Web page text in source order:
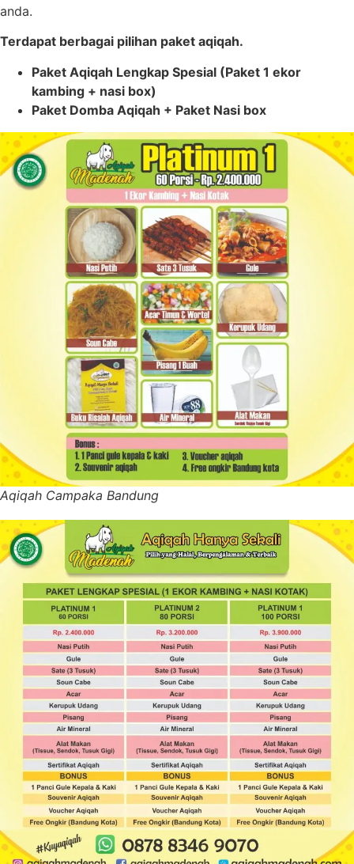
anda.
Terdapat berbagai pilihan paket aqiqah.
Paket Aqiqah Lengkap Spesial (Paket 1 ekor
kambing + nasi box)
Paket Domba Aqiqah + Paket Nasi box
Aqiqah Campaka Bandung